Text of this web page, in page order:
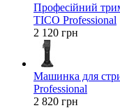
Професійний
TICO Professional
2 120 грн
Машинка для
Professional
2 820 грн